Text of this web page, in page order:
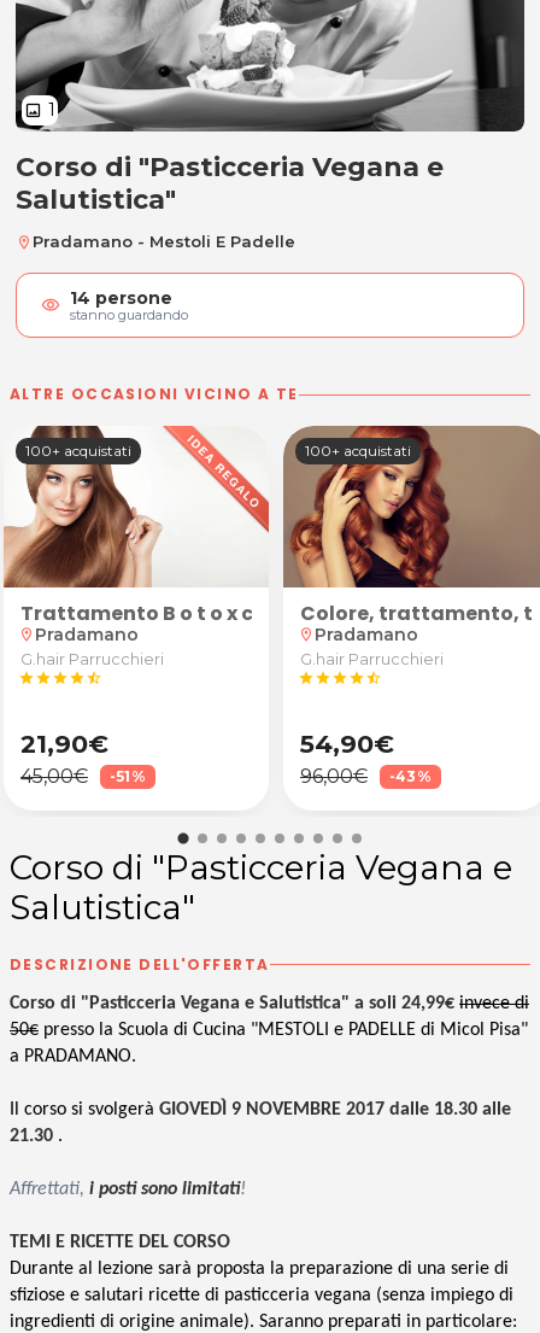
image 1
Corso di "Pasticceria Vegana e
Corso di "Pasticceria Vegana e
Salutistica"
location_on Pradamano - Mestoli E Padelle
visibility 14 persone
stanno guardando
ALTRE OCCASIONI VICINO A TE
Prana Healing da Ma Prem Shanti a Udine
e olio essenziale di lavanda riequilibrante
anticellulite e drenante con macchinario
100+ acquistati
Trattamento B o t o x capelli, gloss illuminante e
location_on Pradamano
G.hair Parrucchieri
starstarstarstarstar_half
21,90€
45,00€ -51%
100+ acquistati
Colore, trattamento,
location_on Pradamano
G.hair Parrucchieri
starstarstarstarstar_half
54,90€
96,00€ -43%
Corso di "Pasticceria Vegana e
Salutistica"
DESCRIZIONE DELL'OFFERTA
Corso di "Pasticceria Vegana e Salutistica" a soli 24,99€ invece di
50€ presso la Scuola di Cucina "MESTOLI e PADELLE di Micol Pisa"
a PRADAMANO.
Il corso si svolgerà GIOVED 9 NOVEMBRE 2017 dalle 18.30 alle
21.30 .
Affrettati, i posti sono limitati!
TEMI E RICETTE DEL CORSO
Durante al lezione sarà proposta la preparazione di una serie di
sfiziose e salutari ricette di pasticceria vegana (senza impiego di
ingredienti di origine animale). Saranno preparati in particolare: